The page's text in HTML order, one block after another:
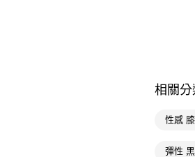
相關分
性感
彈性